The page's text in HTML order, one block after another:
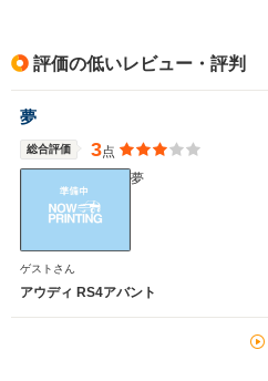
評価の低いレビュー・評判
夢
総合評価 3点
夢
ゲストさん
アウディ RS4アバント